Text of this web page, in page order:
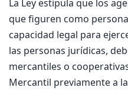
La Ley estipula que los
que figuren como
capacidad legal para
las personas jurídicas,
mercantiles o
Mercantil previamente a